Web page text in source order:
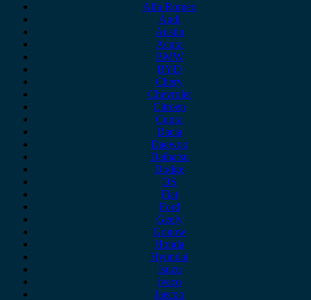
Alfa Romeo
Audi
Austin
Acura
BMW
BYD
Chery
Chevrolet
Citroen
Cupra
Dacia
Daewoo
Daihatsu
Dodge
DS
Fiat
Ford
Geely
Gonow
Honda
Hyundai
Isuzu
iveco
Jaecoo